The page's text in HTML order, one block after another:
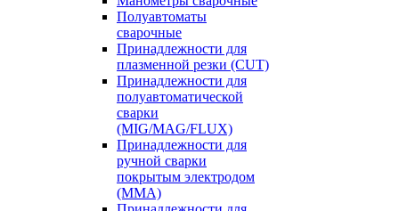
Полуавтоматы
сварочные
Принадлежности для
плазменной резки (CUT)
Принадлежности для
полуавтоматической
сварки
(MIG/MAG/FLUX)
Принадлежности для
ручной сварки
покрытым электродом
(MMA)